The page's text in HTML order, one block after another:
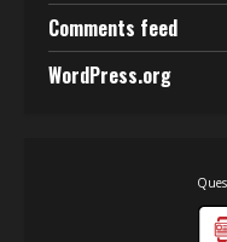
Comments feed
WordPress.org